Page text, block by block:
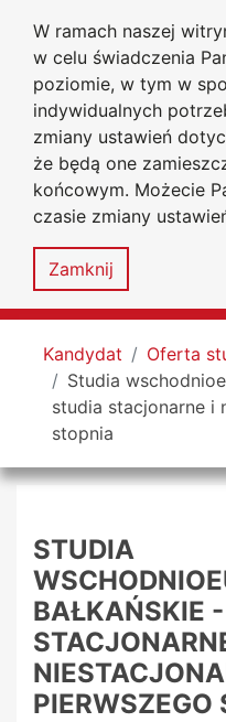
W ramach naszej
w celu świadczenia
poziomie, w tym w
indywidualnych
zmiany ustawień
że będą one
końcowym. Możecie
czasie zmiany
Zamknij
Przejdź do
Przejdź do treści
Przejdź do
Przejdź do mapy
Jana
w
Wydział
MENU
Tutaj jesteś
Kandydat
Oferta
Studia
studia stacjonarne i
stopnia
STUDIA
BAŁKAŃSKIE
PIERWSZEGO